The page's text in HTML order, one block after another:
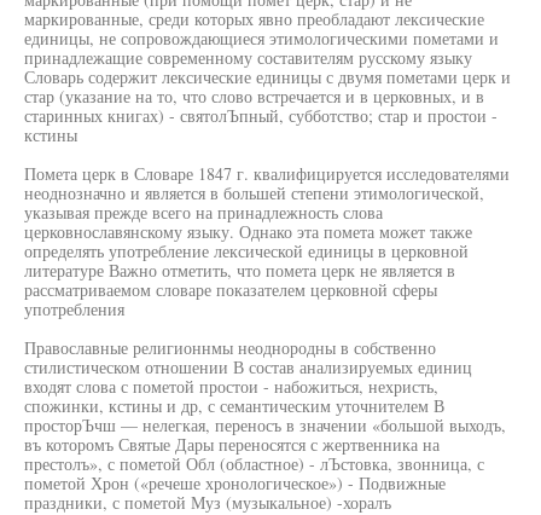
маркированные, среди которых явно преобладают лексические
единицы, не сопровождающиеся этимологическими пометами и
принадлежащие современному составителям русскому языку
Словарь содержит лексические единицы с двумя пометами церк и
стар (указание на то, что слово встречается и в церковных, и в
старинных книгах) - святолЪпный, субботство; стар и простои -
кстины
Помета церк в Словаре 1847 г. квалифицируется исследователями
неоднозначно и является в большей степени этимологической,
указывая прежде всего на принадлежность слова
церковнославянскому языку. Однако эта помета может также
определять употребление лексической единицы в церковной
литературе Важно отметить, что помета церк не является в
рассматриваемом словаре показателем церковной сферы
употребления
Православные религионнмы неоднородны в собственно
стилистическом отношении В состав анализируемых единиц
входят слова с пометой простои - набожиться, нехристь,
спожинки, кстины и др, с семантическим уточнителем В
просторЪчш — нелегкая, переносъ в значении «большой выходъ,
въ которомъ Святые Дары переносятся с жертвенника на
престолъ», с пометой Обл (областное) - лЪстовка, звонница, с
пометой Хрон («речеше хронологическое») - Подвижные
праздники, с пометой Муз (музыкальное) -хоралъ